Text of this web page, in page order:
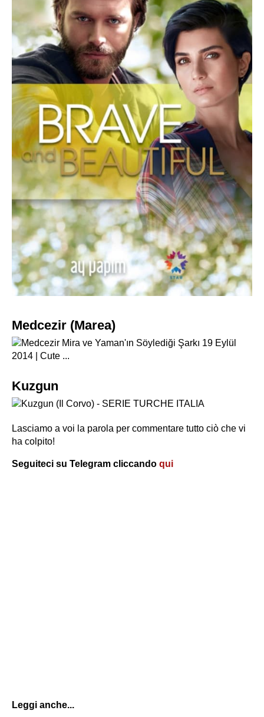
Medcezir (Marea)
Kuzgun
Lasciamo a voi la parola per commentare tutto ciò che vi
ha colpito!
Seguiteci su Telegram cliccando qui
Leggi anche...